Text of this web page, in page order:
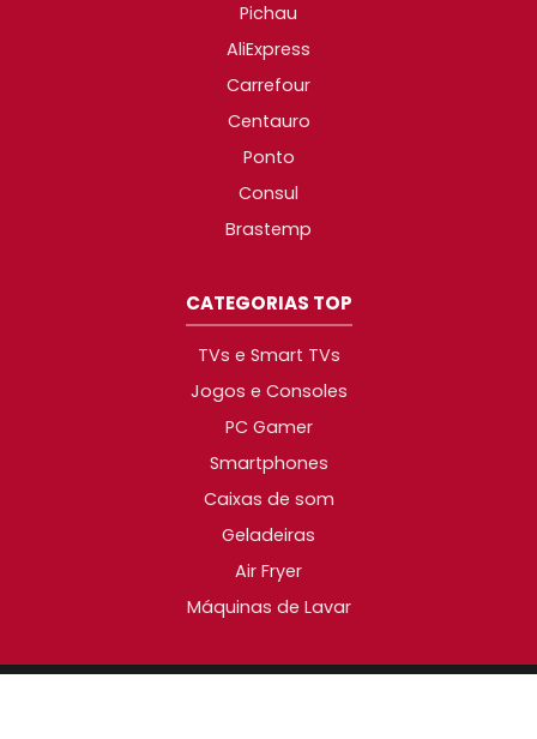
Pichau
AliExpress
Carrefour
Centauro
Ponto
Consul
Brastemp
CATEGORIAS TOP
TVs e Smart TVs
Jogos e Consoles
PC Gamer
Smartphones
Caixas de som
Geladeiras
Air Fryer
Máquinas de Lavar